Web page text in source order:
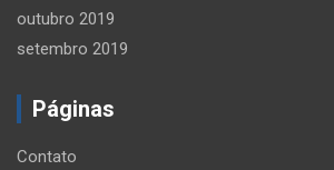
outubro 2019
setembro 2019
Páginas
Contato